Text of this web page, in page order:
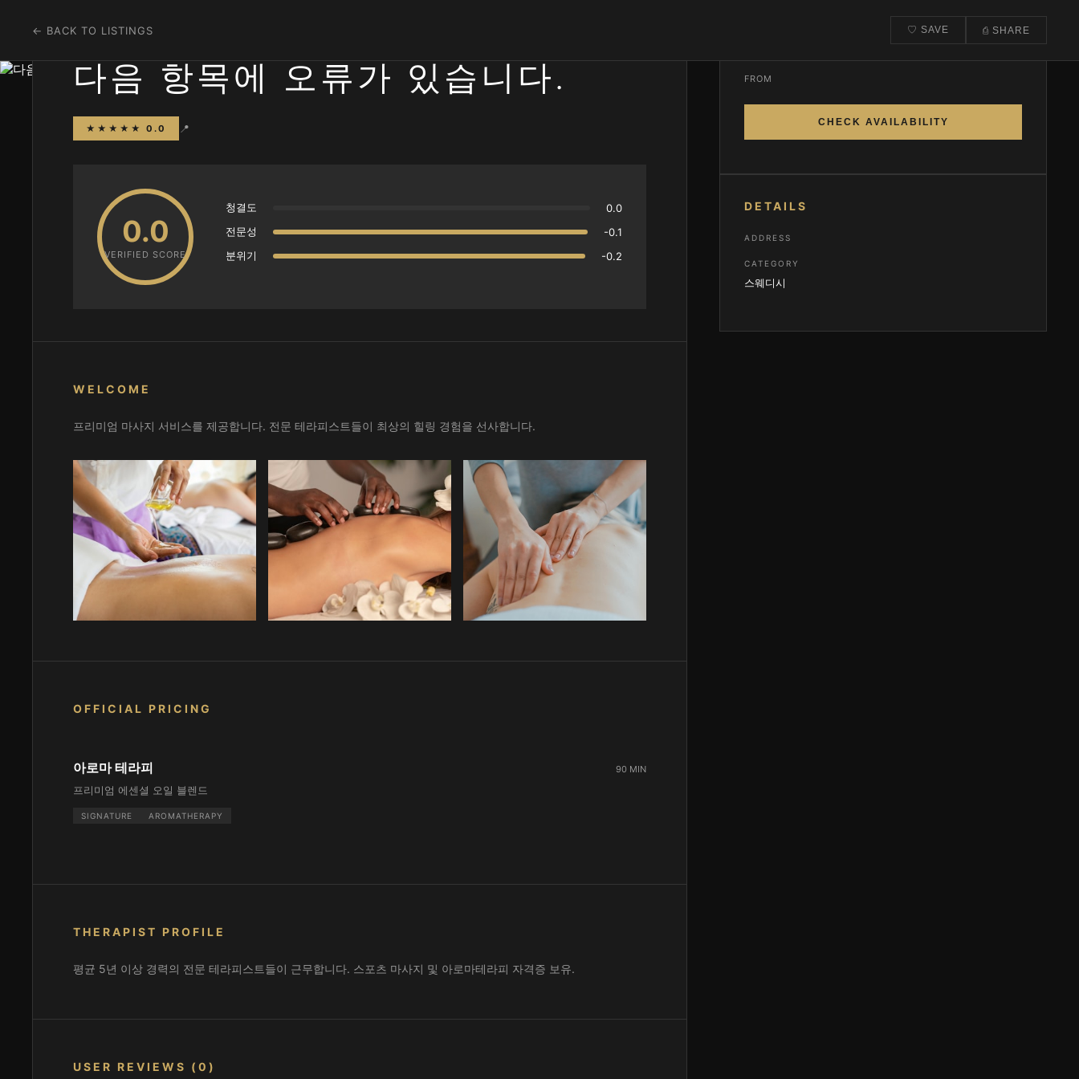
← BACK TO LISTINGS ♡ SAVE ⎙ SHARE
다음 항목에 오류가 있습니다.
★★★★★ 0.0 📍
0.0
VERIFIED SCORE
청결도
0.0
전문성
-0.1
분위기
-0.2
WELCOME
프리미엄 마사지 서비스를 제공합니다. 전문 테라피스트들이 최상의 힐링 경험을 선사합니다.
OFFICIAL PRICING
아로마 테라피
프리미엄 에센셜 오일 블렌드
SIGNATURE AROMATHERAPY
90 MIN
THERAPIST PROFILE
평균 5년 이상 경력의 전문 테라피스트들이 근무합니다. 스포츠 마사지 및 아로마테라피 자격증 보유.
USER REVIEWS (0)
FROM
CHECK AVAILABILITY
DETAILS
ADDRESS
CATEGORY
스웨디시